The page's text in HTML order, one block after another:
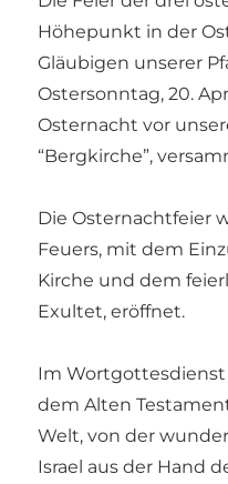
Höhepunkt in der
Gläubigen unserer
Ostersonntag, 20.
Osternacht vor
“Bergkirche”,
Die Osternachtfeier
Feuers, mit dem
Kirche und dem
Exultet, eröffnet.
Im
dem Alten
Welt, von der
Israel aus der Hand